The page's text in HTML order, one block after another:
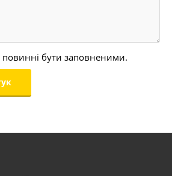
бути заповненими.